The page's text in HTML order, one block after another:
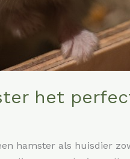
het
hamster als huisdier